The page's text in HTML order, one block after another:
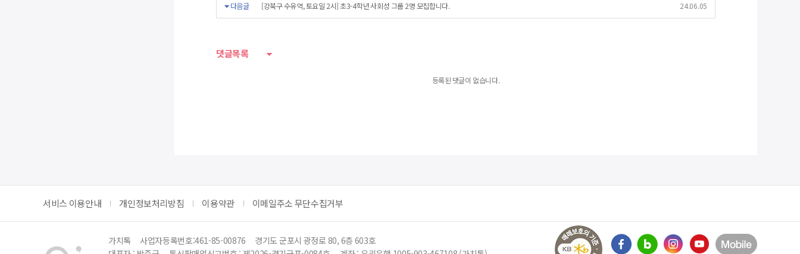
다음글 [강북구 수유역, 토요일 2시] 초3-4학년 사회성 그룹 2명 모집합니다. 24.06.05
댓글목록
등록된 댓글이 없습니다.
서비스 이용안내 개인정보처리방침 이용약관 이메일주소 무단수집거부
가치톡 사업자등록번호:461-85-00876
경기도 군포시 광정로 80, 6층 603호